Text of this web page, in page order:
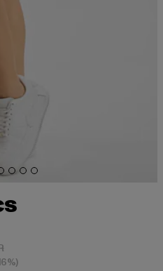
Aktionspreis: 19,99 EUR